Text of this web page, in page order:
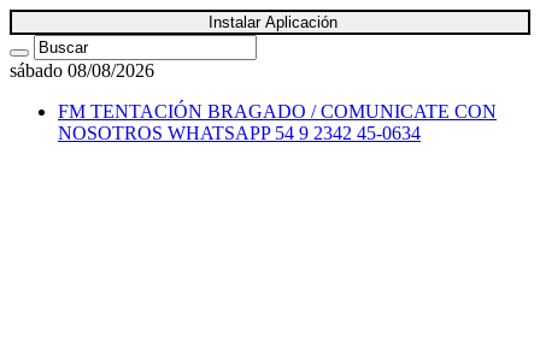
Instalar Aplicación
sábado 08/08/2026
FM TENTACIÓN BRAGADO / COMUNICATE CON
NOSOTROS WHATSAPP 54 9 2342 45-0634